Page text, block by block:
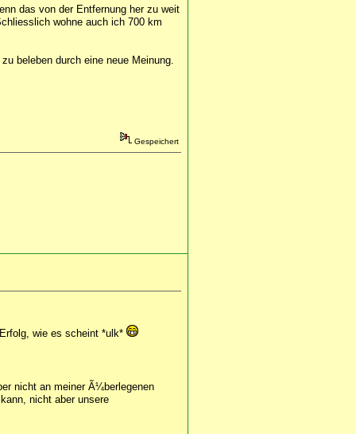
das von der Entfernung her zu weit
wohne auch ich 700 km
beleben durch eine neue Meinung.
Gespeichert
wie es scheint *ulk*
nicht an meiner Ã¼berlegenen
nicht aber unsere